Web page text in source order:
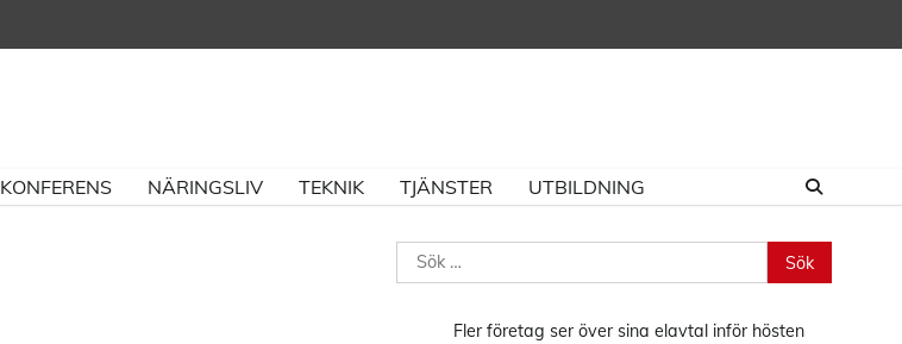
KONFERENS NÄRINGSLIV TEKNIK TJÄNSTER UTBILDNING
Sök
efter:
Fler företag ser över sina elavtal inför hösten